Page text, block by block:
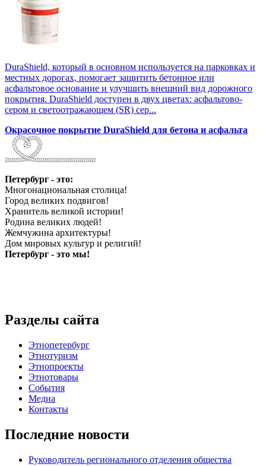
DuraShield, который в основном используется на парковках и
местных дорогах, помогает защитить бетонное или
асфальтовое основание и улучшить внешний вид дорожного
покрытия. DuraShield доступен в двух цветах: асфальтово-
сером и светоотражающем (SR) сер...
Окрасочное покрытие DuraShield для бетона и асфальта
Петербург - это:
Многонациональная столица!
Город великих подвигов!
Хранитель великой истории!
Родина великих людей!
Жемчужина архитектуры!
Дом мировых культур и религий!
Петербург - это мы!
Разделы сайта
Этнопетербург
Этнотуризм
Этнопроекты
Этнотовары
События
Медиа
Контакты
Последние новости
Руководитель регионального отделения общества